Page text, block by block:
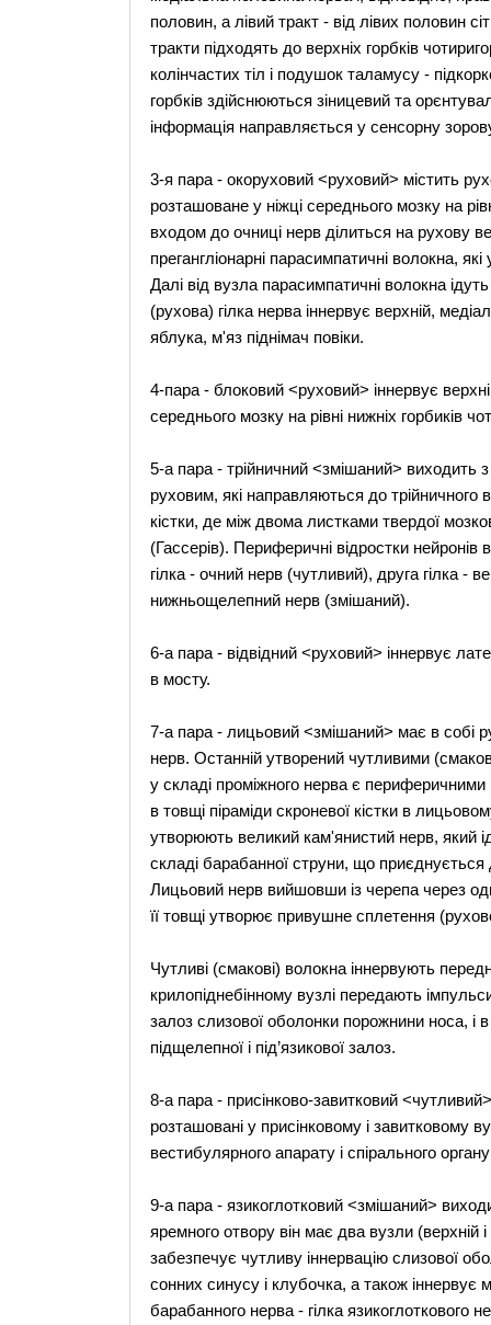
половин, а лівий тракт - від лівих половин
тракти підходять до верхніх горбків
колінчастих тіл і подушок таламусу -
горбків здійснюються зіницевий та
інформація направляється у сенсорну
3-я пара - окоруховий <руховий> містить
розташоване у ніжці середнього мозку на
входом до очниці нерв ділиться на рухову
прегангліонарні парасимпатичні волокна,
Далі від вузла парасимпатичні волокна
(рухова) гілка нерва іннервує верхній,
яблука, м'яз піднімач повіки.
4-пара - блоковий <руховий> іннервує
середнього мозку на рівні нижніх горбиків
5-а пара - трійничний <змішаний>
руховим, які направляються до трійничного
кістки, де між двома листками твердої
(Гассерів). Периферичні відростки нейронів
гілка - очний нерв (чутливий), друга гілка -
нижньощелепний нерв (змішаний).
6-а пара - відвідний <руховий> іннервує
в мосту.
7-а пара - лицьовий <змішаний> має в собі
нерв. Останній утворений чутливими
у складі проміжного нерва є
в товщі піраміди скроневої кістки в
утворюють великий кам'янистий нерв, який
складі барабанної струни, що приєднується
Лицьовий нерв вийшовши із черепа через
її товщі утворює привушне сплетення
Чутливі (смакові) волокна іннервують
крилопіднебінному вузлі передають
залоз слизової оболонки порожнини носа, і
підщелепної і під’язикової залоз.
8-а пара - присінково-завитковий
розташовані у присінковому і завитковому
вестибулярного апарату і спірального
9-а пара - язикоглотковий <змішаний>
яремного отвору він має два вузли (верхній
забезпечує чутливу іннервацію слизової
сонних синусу і клубочка, а також іннервує
барабанного нерва - гілка язикоглоткового